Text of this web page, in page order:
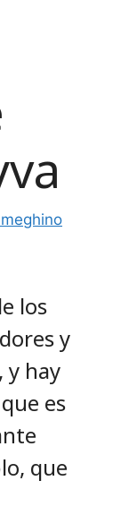
los
y
y hay
es
que